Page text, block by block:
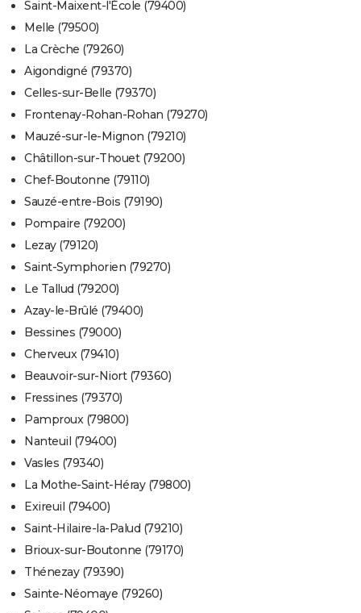
Saint-Maixent-l'École (79400)
Melle (79500)
La Crèche (79260)
Aigondigné (79370)
Celles-sur-Belle (79370)
Frontenay-Rohan-Rohan (79270)
Mauzé-sur-le-Mignon (79210)
Châtillon-sur-Thouet (79200)
Chef-Boutonne (79110)
Sauzé-entre-Bois (79190)
Pompaire (79200)
Lezay (79120)
Saint-Symphorien (79270)
Le Tallud (79200)
Azay-le-Brûlé (79400)
Bessines (79000)
Cherveux (79410)
Beauvoir-sur-Niort (79360)
Fressines (79370)
Pamproux (79800)
Nanteuil (79400)
Vasles (79340)
La Mothe-Saint-Héray (79800)
Exireuil (79400)
Saint-Hilaire-la-Palud (79210)
Brioux-sur-Boutonne (79170)
Thénezay (79390)
Sainte-Néomaye (79260)